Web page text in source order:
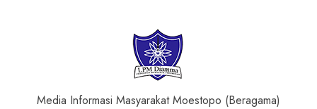
Media Informasi Masyarakat Moestopo (Beragama)